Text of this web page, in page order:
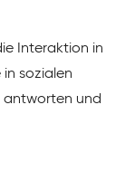
Interaktion in
sozialen
antworten und